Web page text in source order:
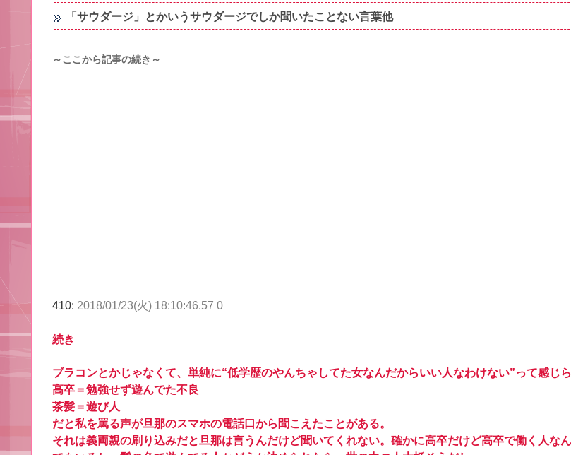
「サウダージ」とかいうサウダージでしか聞いたことない言葉他
～ここから記事の続き～
410: 2018/01/23(火) 18:10:46.57 0
続き
ブラコンとかじゃなくて、単純に“低学歴のやんちゃしてた女なんだからいい人なわけない”って感
高卒＝勉強せず遊んでた不良
茶髪＝遊び人
だと私を罵る声が旦那のスマホの電話口から聞こえたことがある。
それは義両親の刷り込みだと旦那は言うんだけど聞いてくれない。確かに高卒だけど高卒で働く人な